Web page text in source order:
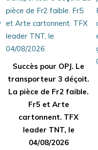
Succès pour OPJ. Le
transporteur 3 déçoit.
La pièce de Fr2 faible.
Fr5 et Arte
cartonnent. TFX
leader TNT, le
04/08/2026